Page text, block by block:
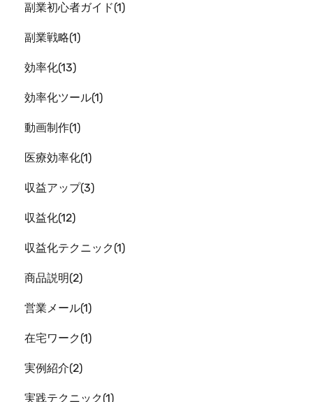
副業初心者ガイド 1
副業戦略 1
効率化 13
効率化ツール 1
動画制作 1
医療効率化 1
収益アップ 3
収益化 12
収益化テクニック 1
商品説明 2
営業メール 1
在宅ワーク 1
実例紹介 2
実践テクニック 1